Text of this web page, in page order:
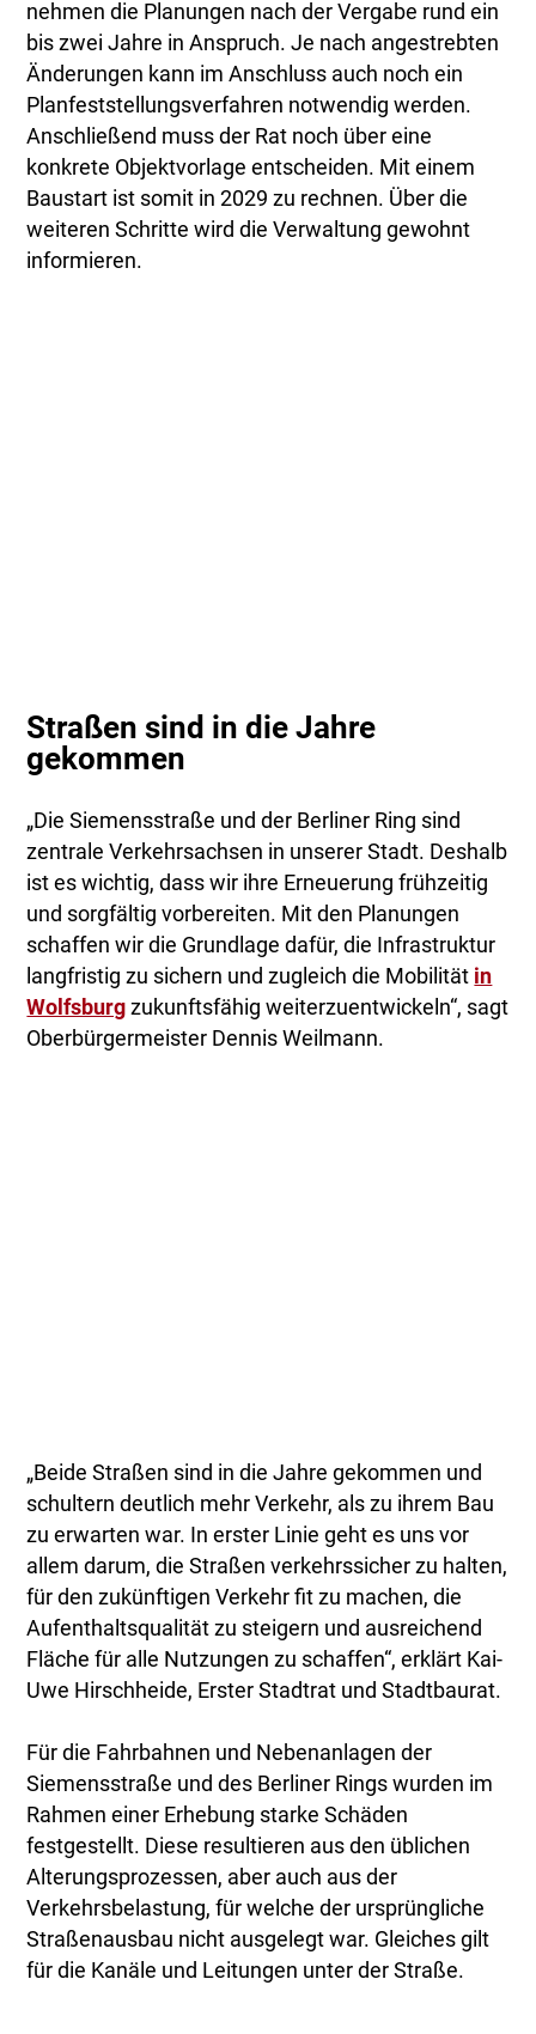
nehmen die Planungen nach der Vergabe rund ein
bis zwei Jahre in Anspruch. Je nach angestrebten
Änderungen kann im Anschluss auch noch ein
Planfeststellungsverfahren notwendig werden.
Anschließend muss der Rat noch über eine
konkrete Objektvorlage entscheiden. Mit einem
Baustart ist somit in 2029 zu rechnen. Über die
weiteren Schritte wird die Verwaltung gewohnt
informieren.
Straßen sind in die Jahre
gekommen
„Die Siemensstraße und der Berliner Ring sind
zentrale Verkehrsachsen in unserer Stadt. Deshalb
ist es wichtig, dass wir ihre Erneuerung frühzeitig
und sorgfältig vorbereiten. Mit den Planungen
schaffen wir die Grundlage dafür, die Infrastruktur
langfristig zu sichern und zugleich die Mobilität in
Wolfsburg zukunftsfähig weiterzuentwickeln“, sagt
Oberbürgermeister Dennis Weilmann.
„Beide Straßen sind in die Jahre gekommen und
schultern deutlich mehr Verkehr, als zu ihrem Bau
zu erwarten war. In erster Linie geht es uns vor
allem darum, die Straßen verkehrssicher zu halten,
für den zukünftigen Verkehr fit zu machen, die
Aufenthaltsqualität zu steigern und ausreichend
Fläche für alle Nutzungen zu schaffen“, erklärt Kai-
Uwe Hirschheide, Erster Stadtrat und Stadtbaurat.
Für die Fahrbahnen und Nebenanlagen der
Siemensstraße und des Berliner Rings wurden im
Rahmen einer Erhebung starke Schäden
festgestellt. Diese resultieren aus den üblichen
Alterungsprozessen, aber auch aus der
Verkehrsbelastung, für welche der ursprüngliche
Straßenausbau nicht ausgelegt war. Gleiches gilt
für die Kanäle und Leitungen unter der Straße.